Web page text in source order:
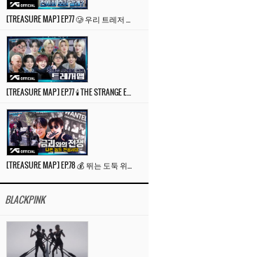
BLACKPINK